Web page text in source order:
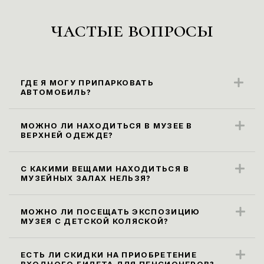
частые вопросы
ГДЕ Я МОГУ ПРИПАРКОВАТЬ
АВТОМОБИЛЬ?
находятся вдоль ул. Карла Маркса
(парковка платная).
МОЖНО ЛИ НАХОДИТЬСЯ В МУЗЕЕ В
ВЕРХНЕЙ ОДЕЖДЕ?
предусматривают посещение экспозиции
в верхней одежде. Ее необходимо
С КАКИМИ ВЕЩАМИ НАХОДИТЬСЯ В
МУЗЕЙНЫХ ЗАЛАХ НЕЛЬЗЯ?
размером более 30х40х20 см, а также
зонты необходимо сдать в гардероб или
водой проносить на экспозицию нельзя,
МОЖНО ЛИ ПОСЕЩАТЬ ЭКСПОЗИЦИЮ
МУЗЕЯ С ДЕТСКОЙ КОЛЯСКОЙ?
категории 0+.
ЕСТЬ ЛИ СКИДКИ НА ПРИОБРЕТЕНИЕ